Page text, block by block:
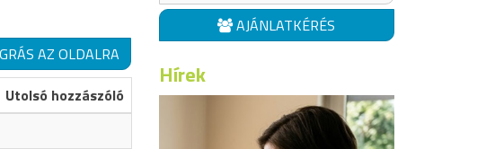
AZ OLDALRA
Utolsó hozzászóló
AJÁNLATKÉRÉS
Hírek